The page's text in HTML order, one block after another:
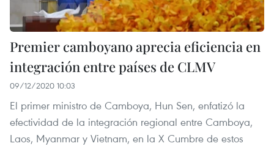
Premier camboyano aprecia eficiencia en
integración entre países de CLMV
09/12/2020 10:03
El primer ministro de Camboya, Hun Sen, enfatizó la
efectividad de la integración regional entre Camboya,
Laos, Myanmar y Vietnam, en la X Cumbre de estos